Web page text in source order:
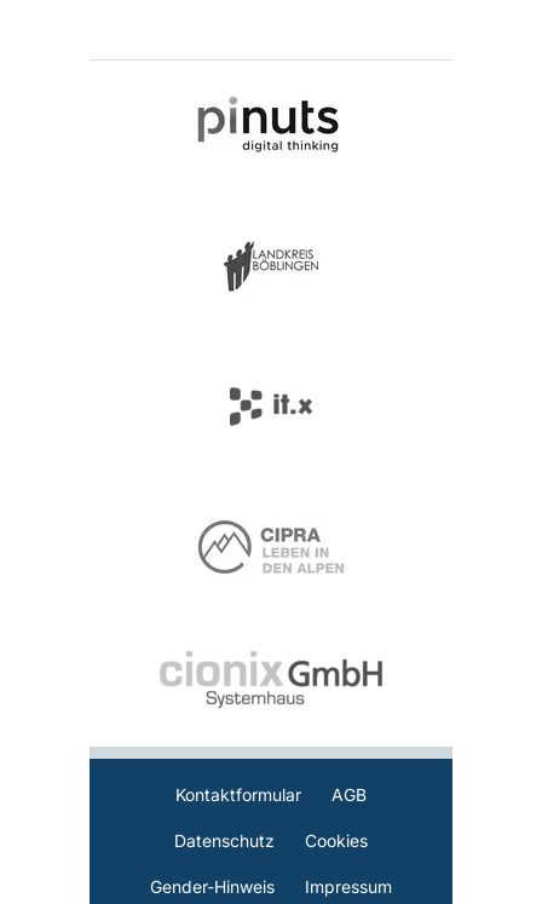
Kontaktformular AGB
Datenschutz Cookies
Gender-Hinweis Impressum